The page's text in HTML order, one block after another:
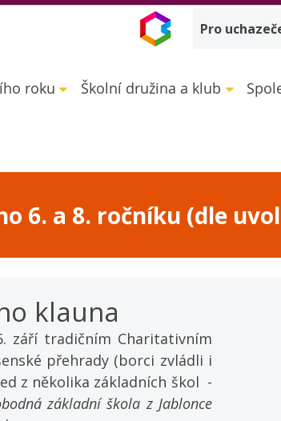
Pro
roku Školní družina a klub
6. a 8. ročníku (dle
klauna
září tradičním Charitativním
přehrady (borci zvládli i
z několika základních škol  -
základní škola z Jablonce